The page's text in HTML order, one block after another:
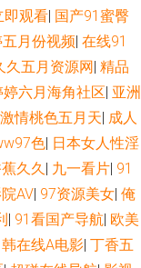
公开 性爱福利老司机
美一本道 日韩av激情
激情影院 日韩αV 午夜
俺去也色洛洛 草草婷婷
链接免费下载 丁香久久
性疯狂 欧美色图色 99
即观看| 国产91蜜臀
月份视频| 在线91
久五月资源网| 精品
婷六月海角社区| 亚洲
激情桃色五月天| 成人
色| 日本女人性淫
久久| 九一看片| 91
AV| 97资源美女| 俺
| 91看国产导航| 欧美
韩在线A电影| 丁香五